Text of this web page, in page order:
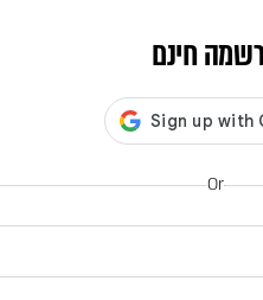
חינם
Or
ופקיסטן יחתמו
משותף